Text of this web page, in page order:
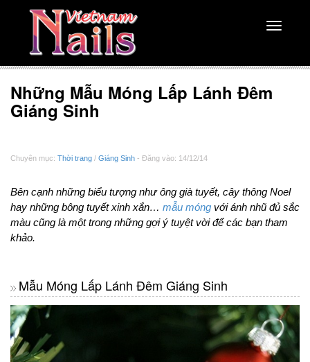
Toggle
Những Mẫu Móng Lấp Lánh Đêm
Giáng Sinh
Chuyên mục: Thời trang / Giáng Sinh - Đăng vào: 14/12/14
Bên cạnh những biểu tượng như ông già tuyết, cây thông Noel
hay những bông tuyết xinh xắn… mẫu móng với ánh nhũ đủ sắc
màu cũng là một trong những gợi ý tuyệt vời để các bạn tham
khảo.
Mẫu Móng Lấp Lánh Đêm Giáng Sinh